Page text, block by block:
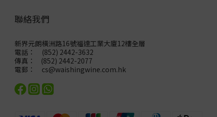
聯絡我們
新界元朗橫洲路16號福達工業大廈12樓全層
電話： (852) 2442-3632
傳真： (852) 2442-2077
電郵： cs@waishingwine.com.hk